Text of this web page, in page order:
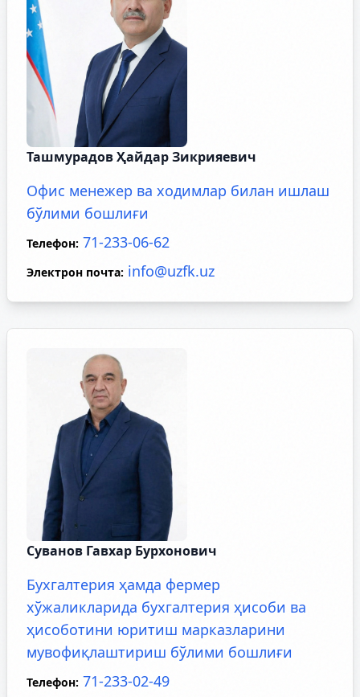
Ташмурадов Ҳайдар Зикрияевич
Офис менежер ва ходимлар билан ишлаш
бўлими бошлиғи
Телефон: 71-233-06-62
Электрон почта: info@uzfk.uz
Суванов Гавхар Бурхонович
Бухгалтерия ҳамда фермер
хўжаликларида бухгалтерия ҳисоби ва
ҳисоботини юритиш марказларини
мувофиқлаштириш бўлими бошлиғи
Телефон: 71-233-02-49